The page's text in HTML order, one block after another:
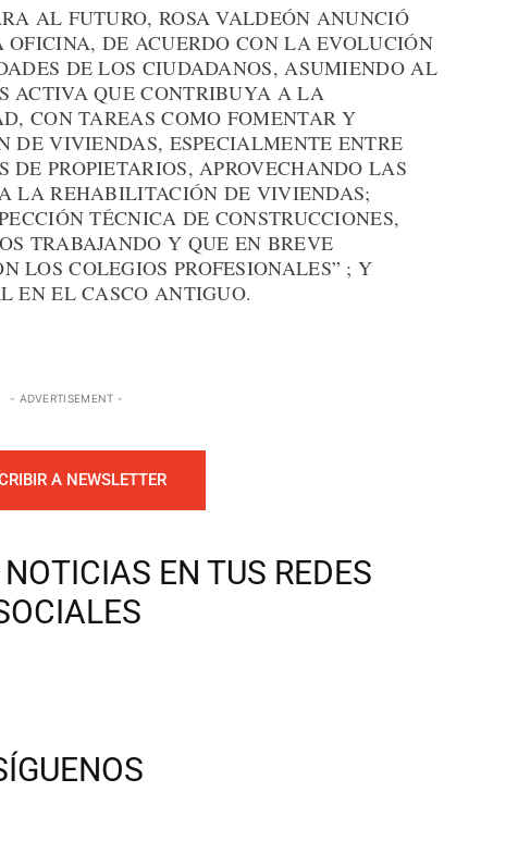
AL FUTURO, ROSA VALDEÓN ANUNCIÓ
DE ACUERDO CON LA EVOLUCIÓN
DE LOS CIUDADANOS, ASUMIENDO AL
ACTIVA QUE CONTRIBUYA A LA
CON TAREAS COMO FOMENTAR Y
VIVIENDAS, ESPECIALMENTE ENTRE
PROPIETARIOS, APROVECHANDO LAS
LA REHABILITACIÓN DE VIVIENDAS;
TÉCNICA DE CONSTRUCCIONES,
TRABAJANDO Y QUE EN BREVE
LOS COLEGIOS PROFESIONALES” ; Y
EN EL CASCO ANTIGUO.
- ADVERTISEMENT -
A NEWSLETTER
EN TUS REDES